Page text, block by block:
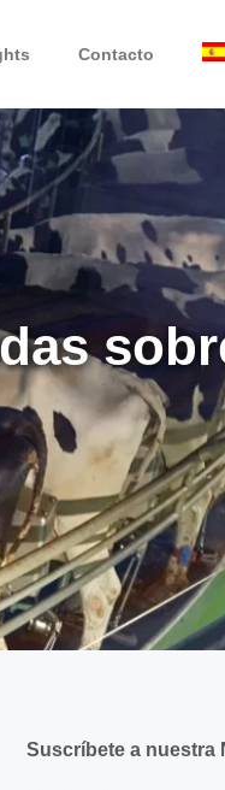
Contacto
Suscríbete a nuestra